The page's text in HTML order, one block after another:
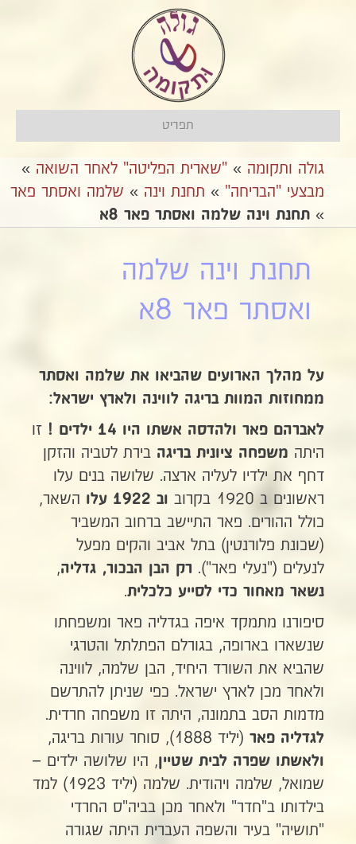
תפריט
גולה ותקומה » "שארית הפליטה" לאחר השואה »
מבצעי "הבריחה" » בתחנת וינה » שלמה ואסתר פאר
» תחנת וינה שלמה ואסתר פאר 8א
תחנת וינה שלמה
ואסתר פאר 8א
על מהלך הארועים שהביאו את שלמה ואסתר
ממחוזות המוות בריגה לווינה ולארץ ישראל:
לאברהם פאר ולהדסה אשתו היו 14 ילדים !
זו
היתה משפחה ציונית בריגה בירת לטביה והזקן
דחף את ילדיו לעליה ארצה. שלושה בנים עלו
ראשונים ב 1920 בקרוב
וב 1922 עלו
השאר,
כולל ההורים. פאר התיישב ברחוב המשביר
(שכונת פלורנטין) בתל אביב והקים מפעל
לנעלים ("נעלי פאר"). רק הבן הבכור, גדליה,
נשאר מאחור כדי לסייע כלכלית.
סיפורנו מתמקד איפה בגדליה פאר ומשפחתו
שנשארו בארופה, בגורלם הפתלתל והטרגי
שהביא את השורד היחיד, הבן שלמה, לווינה
ולאחר מכן לארץ ישראל. כפי שניתן להתרשם
מדמות הסב בתמונה, היתה זו משפחה חרדית.
לגדליה פאר (יליד 1888), סוחר עורות בריגה,
ולאשתו שפרה לבית שטיין, היו שלושה ילדים –
שמואל, שלמה ויהודית. שלמה (יליד 1923) למד
בילדותו ב"חדר" ולאחר מכן בביה"ס החרדי
"תושיה" בעיר והשפה העברית היתה שגורה